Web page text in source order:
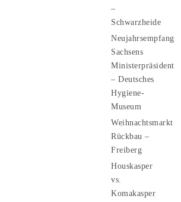
–
Schwarzheide
Neujahrsempfang
Sachsens
Ministerpräsident
– Deutsches
Hygiene-
Museum
Weihnachtsmarkt
Rückbau –
Freiberg
Houskasper
vs.
Komakasper